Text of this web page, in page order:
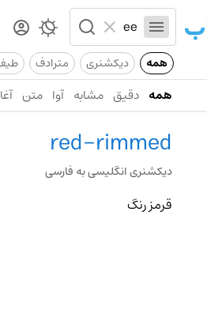
همه دیکشنری مترادف
همه دقیق مشابه آوا متن
red-rimmed
دیکشنری انگلیسی به فارسی
قرمز رنگ